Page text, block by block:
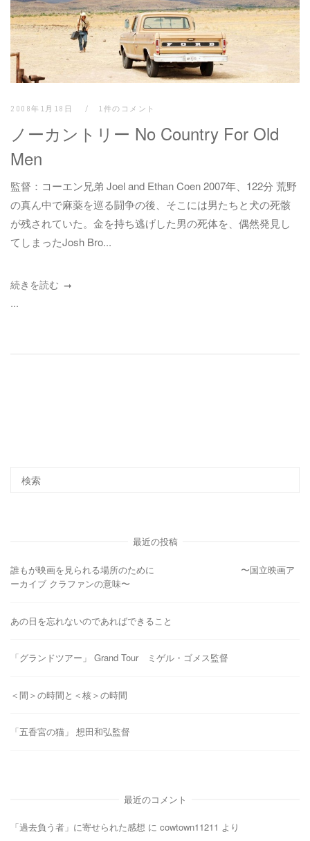
2008年1月18日 1件のコメント
ノーカントリー No Country For Old
Men
監督：コーエン兄弟 Joel and Ethan Coen 2007年、122分 荒野
の真ん中で麻薬を巡る闘争の後、そこには男たちと犬の死骸
が残されていた。金を持ち逃げした男の死体を、偶然発見し
てしまったJosh Bro...
続きを読む
...
最近の投稿
誰もが映画を見られる場所のために 〜国立映画ア
ーカイブ クラファンの意味〜
あの日を忘れないのであればできること
「グランドツアー」 Grand Tour ミゲル・ゴメス監督
＜間＞の時間と＜核＞の時間
「五香宮の猫」 想田和弘監督
最近のコメント
「過去負う者」に寄せられた感想 に cowtown11211 より